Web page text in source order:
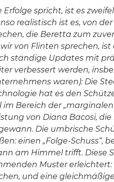
spricht, ist es
realistisch ist es, von
die Beretta zum
wir von Flinten sprechen,
ständige Updates mit
verbessert werden,
waren): Die
hat es den
Bereich der
von Diana Bacosi,
Die umbrische
einen „Folge-Schuss“,
am Himmel trifft. Diese
Muster
und eine